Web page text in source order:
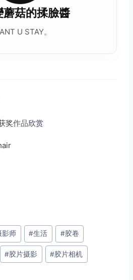
蘑菇的揉臉醬
U STAY。
奖作品欣赏
影师 #生活 #胶卷
#胶片摄影 #胶片相机